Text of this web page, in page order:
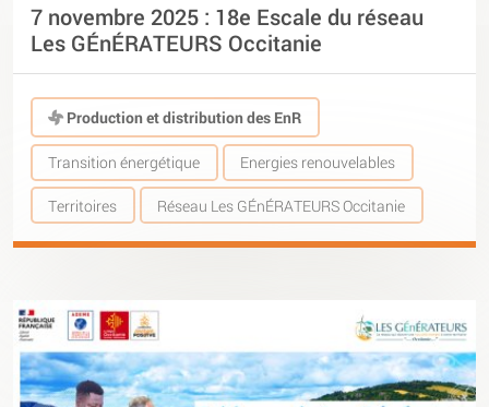
7 novembre 2025 : 18e Escale du réseau
Les GÉnÉRATEURS Occitanie
Production et distribution des EnR
Transition énergétique Energies renouvelables
Territoires Réseau Les GÉnÉRATEURS Occitanie